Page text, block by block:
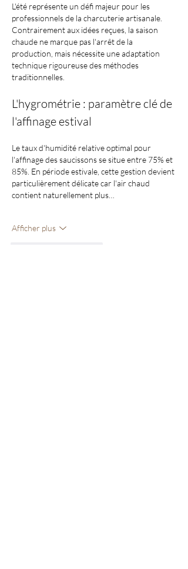
L'été représente un défi majeur pour les
professionnels de la charcuterie artisanale.
Contrairement aux idées reçues, la saison
chaude ne marque pas l'arrêt de la
production, mais nécessite une adaptation
technique rigoureuse des méthodes
traditionnelles.
L'hygrométrie : paramètre clé de
l'affinage estival
Le taux d'humidité relative optimal pour
l'affinage des saucissons se situe entre 75% et
85%. En période estivale, cette gestion devient
particulièrement délicate car l'air chaud
contient naturellement plus…
Afficher plus